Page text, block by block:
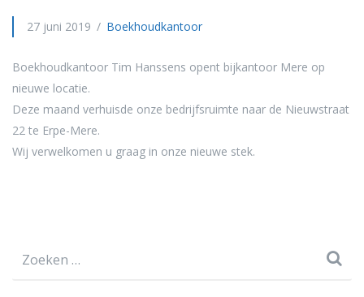
27 juni 2019 Boekhoudkantoor
Boekhoudkantoor Tim Hanssens opent bijkantoor Mere op
nieuwe locatie.
Deze maand verhuisde onze bedrijfsruimte naar de Nieuwstraat
22 te Erpe-Mere.
Wij verwelkomen u graag in onze nieuwe stek.
naar: